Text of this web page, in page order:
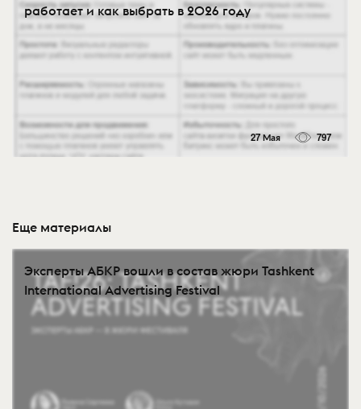
работает и как выбрать в 2026 году
27 Мая 797
Еще материалы
Эксперты АБКР вошли в состав жюри Tashkent
International Advertising Festival